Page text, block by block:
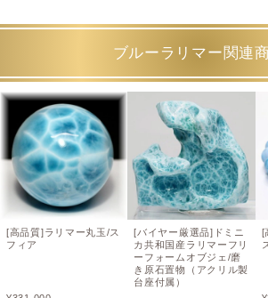
ブルーラリマー関連
[高品質]ラリマー丸玉/ス
フィア
[バイヤー厳選品]ドミニ
カ共和国産ラリマーフリ
ーフォームオブジェ/磨
き原石置物（アクリル製
台座付属）
[